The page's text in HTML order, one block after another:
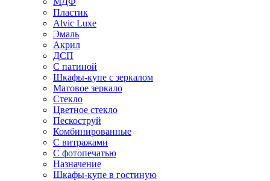
Пластик
Alvic Luxe
Эмаль
Акрил
ДСП
С патиной
Шкафы-купе с зеркалом
Матовое зеркало
Стекло
Цветное стекло
Пескоструй
Комбинированные
С витражами
С фотопечатью
Назначение
Шкафы-купе в гостиную